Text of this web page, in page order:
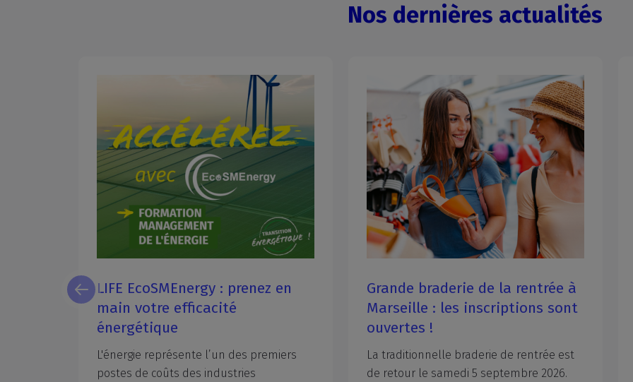
Nos dernières actualités
Les rendez-vous de la rentrée à
ne pas manquer
Tout au long de l’année, la CCI Aix-
Marseille-Provence organise de
nombreux événements et rencontres
Formation professionnelle :
préparez la reprise pour aborder
la rentrée avec des
compétences renforcées
L'activité économique ralentit souvent